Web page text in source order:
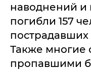
наводнений и
погибли 157
Также многие
пропавшими